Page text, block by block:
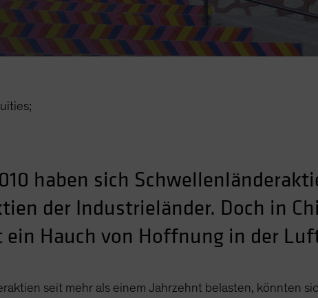
haben sich
der Industrieländer. Doch in
Hauch von Hoffnung in der
seit mehr als einem Jahrzehnt belasten, könnten